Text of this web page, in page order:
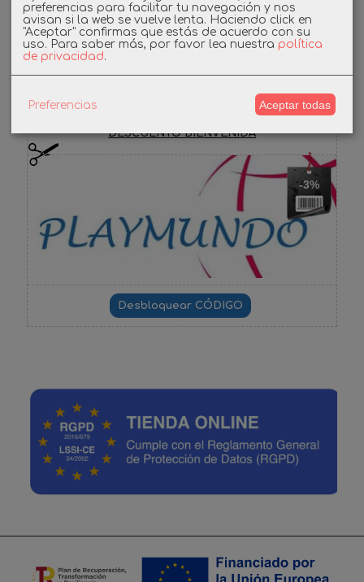
Facebook
Cupones
DESCUENTO BIENVENIDA
-3%
preferencias para facilitar tu navegación y nos
avisan si la web se vuelve lenta. Haciendo click en
"Aceptar" confirmas que estás de acuerdo con su
uso. Para saber más, por favor lea nuestra política
de privacidad.
Preferencias Aceptar todas